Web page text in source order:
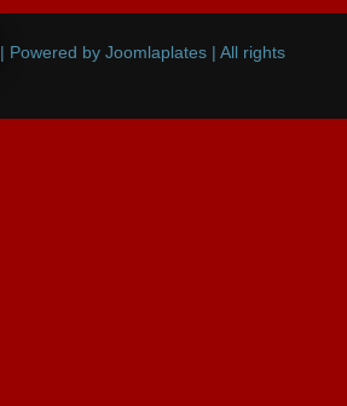
| Powered by Joomlaplates | All rights